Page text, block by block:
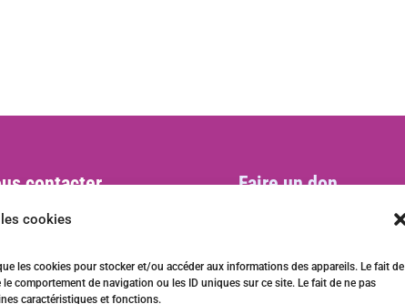
cookies
les cookies pour stocker et/ou accéder aux informations des appareils. Le fait de
comportement de navigation ou les ID uniques sur ce site. Le fait de ne pas
caractéristiques et fonctions.
contacter
international.org
Faire un don